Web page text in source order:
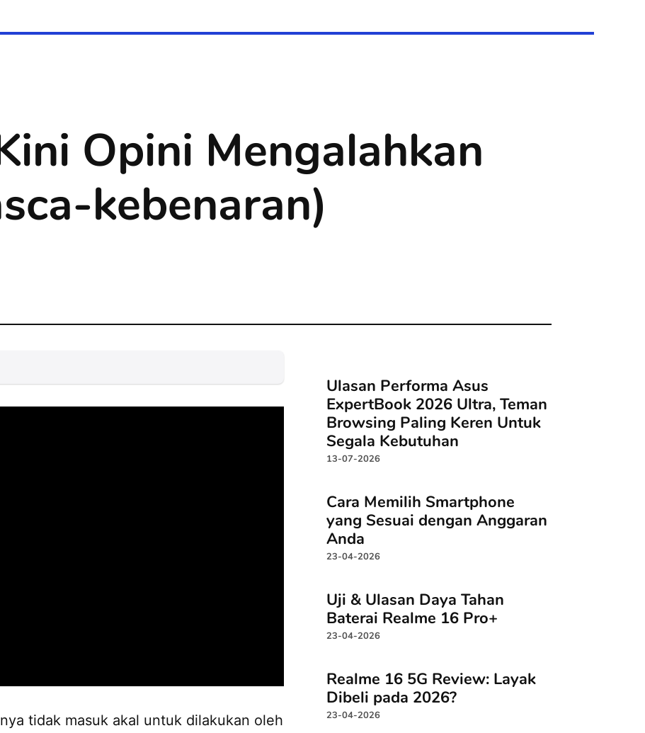
Opini Mengalahkan
kebenaran)
tidak masuk akal untuk dilakukan oleh
Ulasan Performa Asus
ExpertBook 2026 Ultra, Teman
Browsing Paling Keren Untuk
Segala Kebutuhan
13-07-2026
Cara Memilih Smartphone
yang Sesuai dengan Anggaran
Anda
23-04-2026
Uji & Ulasan Daya Tahan
Baterai Realme 16 Pro+
23-04-2026
Realme 16 5G Review: Layak
Dibeli pada 2026?
23-04-2026